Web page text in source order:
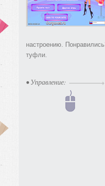
настроению.
туфли.
• Управление: